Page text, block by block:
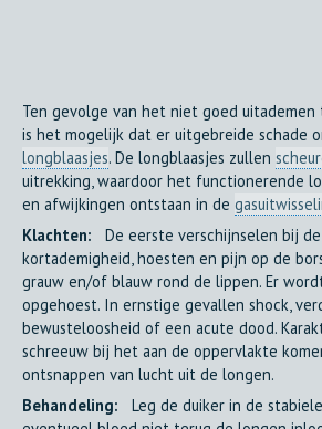
Ten gevolge van het niet goed
is het mogelijk dat er uitgebreide schade
longblaasjes. De longblaasjes zullen
uitrekking, waardoor het functionerende
en afwijkingen ontstaan in de
Klachten: De eerste verschijnselen bij
kortademigheid, hoesten en pijn op de
grauw en/of blauw rond de lippen. Er
opgehoest. In ernstige gevallen shock,
bewusteloosheid of een acute dood.
schreeuw bij het aan de oppervlakte
ontsnappen van lucht uit de longen.
Behandeling: Leg de duiker in de